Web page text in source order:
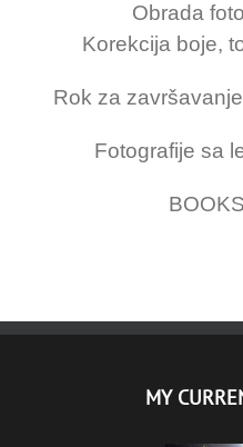
Obrada
Korekcija boje,
Rok za
Fotografije sa
MY